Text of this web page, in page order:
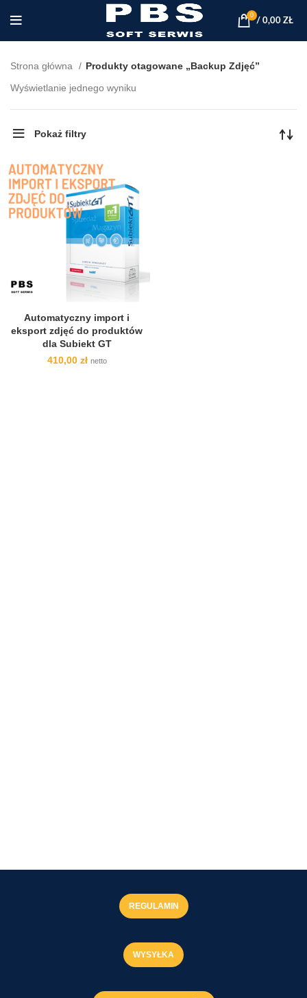
0
/ 0,00 ZŁ
Strona główna
Produkty otagowane „Backup Zdjęć”
Wyświetlanie jednego wyniku
Pokaż filtry
Automatyczny import i
eksport zdjęć do produktów
dla Subiekt GT
410,00 zł netto
REGULAMIN
WYSYŁKA